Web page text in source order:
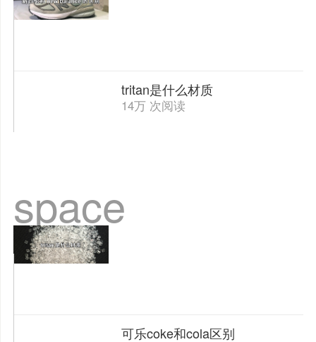
space
tritan是什么材质
14万 次阅读
可乐coke和cola区别